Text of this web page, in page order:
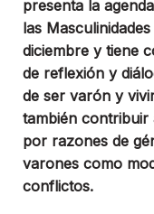
presenta la
las
diciembre y tiene
de reflexión y
de ser varón y
también contribuir
por razones de
varones como
conflictos.